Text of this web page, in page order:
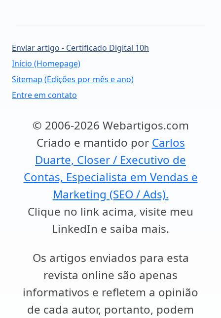
Enviar artigo - Certificado Digital 10h
Início (Homepage)
Sitemap (Edições por mês e ano)
Entre em contato
© 2006-2026 Webartigos.com
Criado e mantido por Carlos
Duarte, Closer / Executivo de
Contas, Especialista em Vendas e
Marketing (SEO / Ads).
Clique no link acima, visite meu
LinkedIn e saiba mais.
Os artigos enviados para esta
revista online são apenas
informativos e refletem a opinião
de cada autor, portanto, podem